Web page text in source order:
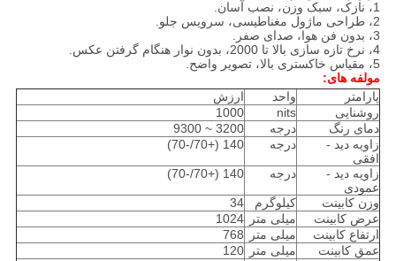
1، نازک، سبک وزن، نصب آسان.
2، طراحی ماژول مغناطیسی، سرویس جلو.
3، بدون فن هوا، صدای صفر.
4، نرخ تازه سازی بالا تا 2000، بدون نوار هنگام گرفتن عکس.
5، مقیاس خاکستری بالا، تصویر واضح.
مولفه های:
پارامتر
واحد
ارزش
روشنایی
nits
1000
دمای رنگ
درجه
3200 ~ 9300
زاویه دید -
افقی
درجه 140 (+70/-70)
زاویه دید -
عمودی
درجه 140 (+70/-70)
وزن کابینت کیلوگرم
34
عرض کابینت
میلی متر
1024
ارتفاع کابینت
میلی متر
768
عمق کابینت
میلی متر
120